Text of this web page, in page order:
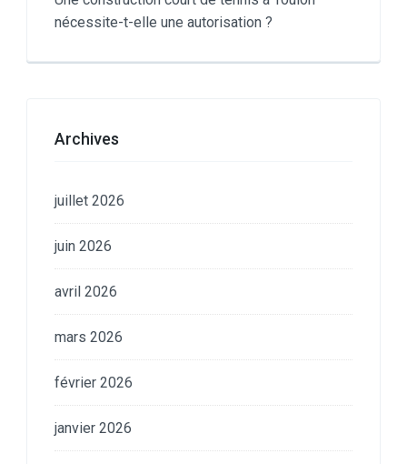
nécessite-t-elle une autorisation ?
Archives
juillet 2026
juin 2026
avril 2026
mars 2026
février 2026
janvier 2026